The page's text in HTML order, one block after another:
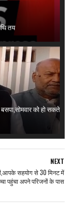
तय
बसपा,सोमवार को हो सकते
NEXT
सहयोग से 30 मिनट में
पहुंचा अपने परिजनों के पास